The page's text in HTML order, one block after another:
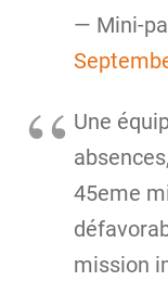
— Mini-
Une
45eme
mission